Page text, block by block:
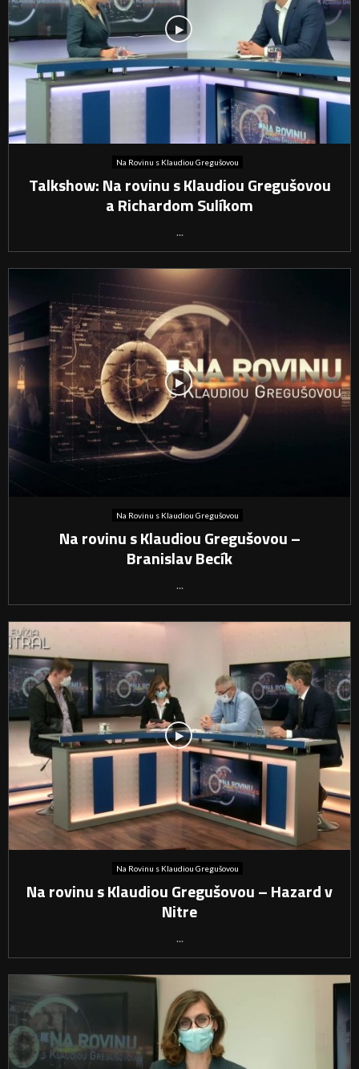
Na Rovinu s Klaudiou Gregušovou
Talkshow: Na rovinu s Klaudiou Gregušovou
a Richardom Sulíkom
...
Na Rovinu s Klaudiou Gregušovou
Na rovinu s Klaudiou Gregušovou –
Branislav Becík
...
Na Rovinu s Klaudiou Gregušovou
Na rovinu s Klaudiou Gregušovou – Hazard v
Nitre
...